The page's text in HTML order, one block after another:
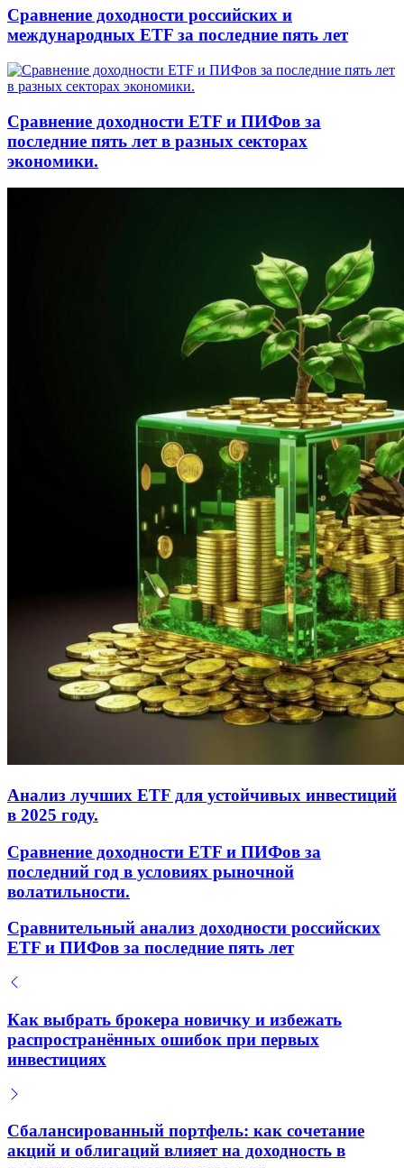
Сравнение доходности российских и
международных ETF за последние пять лет
Сравнение доходности ETF и ПИФов за
последние пять лет в разных секторах
экономики.
Анализ лучших ETF для устойчивых инвестиций
в 2025 году.
Сравнение доходности ETF и ПИФов за
последний год в условиях рыночной
волатильности.
Сравнительный анализ доходности российских
ETF и ПИФов за последние пять лет
Как выбрать брокера новичку и избежать
распространённых ошибок при первых
инвестициях
Сбалансированный портфель: как сочетание
акций и облигаций влияет на доходность в